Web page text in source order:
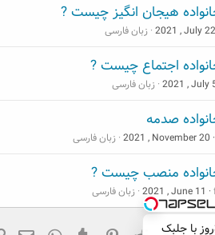
7کیلو کاهش وزن در 30روز با جلبک
هیجان انگیز چیست ?
2021 , July 22 زبان فارسی
اجتماع چیست ?
2021 , July زبان فارسی
صدمه
2021 , November 20 زبان فارسی
منصب چیست ?
2021 , June 11 زبان فارسی